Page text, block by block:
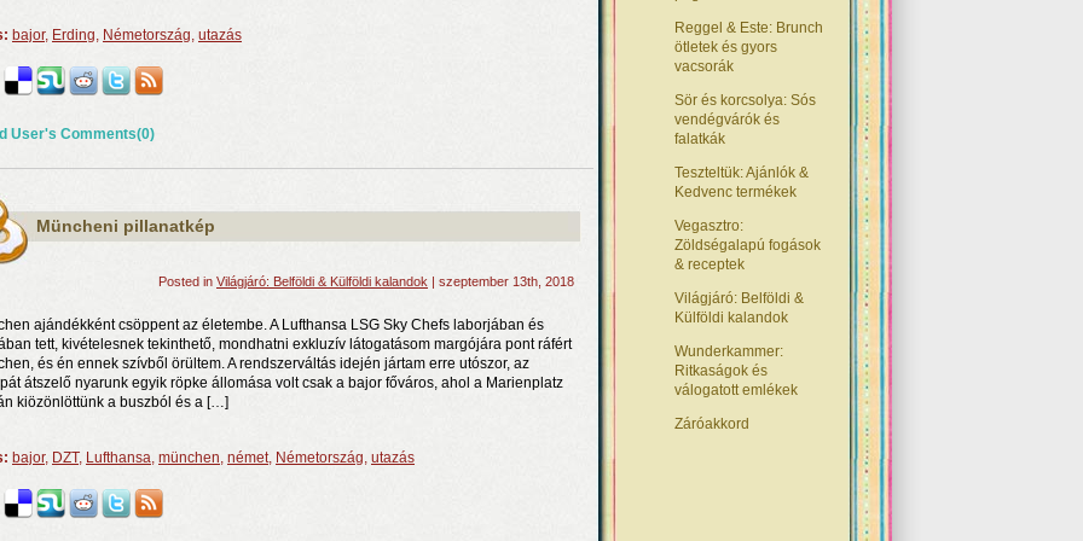
Reggel & Este: Brunch
ötletek és gyors
vacsorák
Sör és korcsolya: Sós
vendégvárók és
falatkák
Teszteltük: Ajánlók &
Kedvenc termékek
Vegasztro:
Zöldségalapú fogások
& receptek
Világjáró: Belföldi &
Külföldi kalandok
Wunderkammer:
Ritkaságok és
válogatott emlékek
Záróakkord
bajor, Erding, Németország, utazás
User's Comments(0)
Müncheni pillanatkép
Posted in Világjáró: Belföldi & Külföldi kalandok | szeptember 13th, 2018
ajándékként csöppent az életembe. A Lufthansa LSG Sky Chefs laborjában és
tett, kivételesnek tekinthető, mondhatni exkluzív látogatásom margójára pont ráfért
és én ennek szívből örültem. A rendszerváltás idején jártam erre utószor, az
átszelő nyarunk egyik röpke állomása volt csak a bajor főváros, ahol a Marienplatz
kiözönlöttünk a buszból és a […]
bajor, DZT, Lufthansa, münchen, német, Németország, utazás